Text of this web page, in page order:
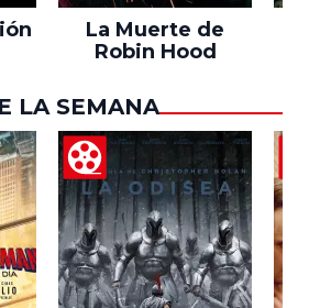
La Muerte de
Robin Hood
LA SEMANA